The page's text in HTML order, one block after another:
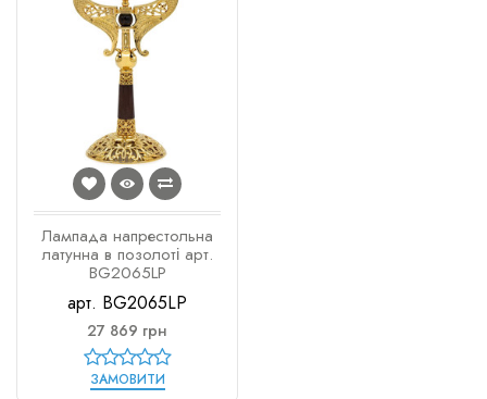
Лампада напрестольна
латунна в позолоті арт.
BG2065LP
арт. BG2065LP
27 869 грн
ЗАМОВИТИ